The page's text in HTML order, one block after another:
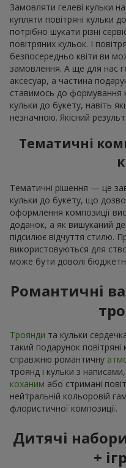
Замовляти гелеві кульки
купляти повітряні кульки
потрібно шукати різні
повітряних кульок. І
безпосередньо квіти ви
замовлення. А ще для нас
аксесуар, а частина
ставимось до формування
кульки до букету, навіть
незначною. Якісний
Тематичні
Тематичні рішення — це
кульки до букету, що
оформлення композиції
доданок, а як вишуканий
підсилює відчуття стилю.
використовуються для
може бути доволі
Романтичні
Троянди та кульки
такий подарунок
справжню романтичну
троянд і кульки з
коханим або стримані
нейтральній кольоровій
флористичної композиції.
Дитячі
+